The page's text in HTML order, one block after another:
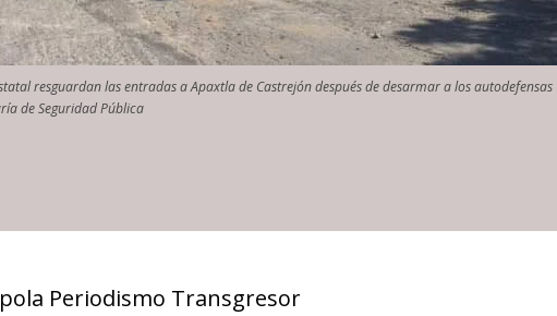
resguardan las entradas a Apaxtla de Castrejón después de desarmar a los autodefensas
de Seguridad Pública
Periodismo Transgresor